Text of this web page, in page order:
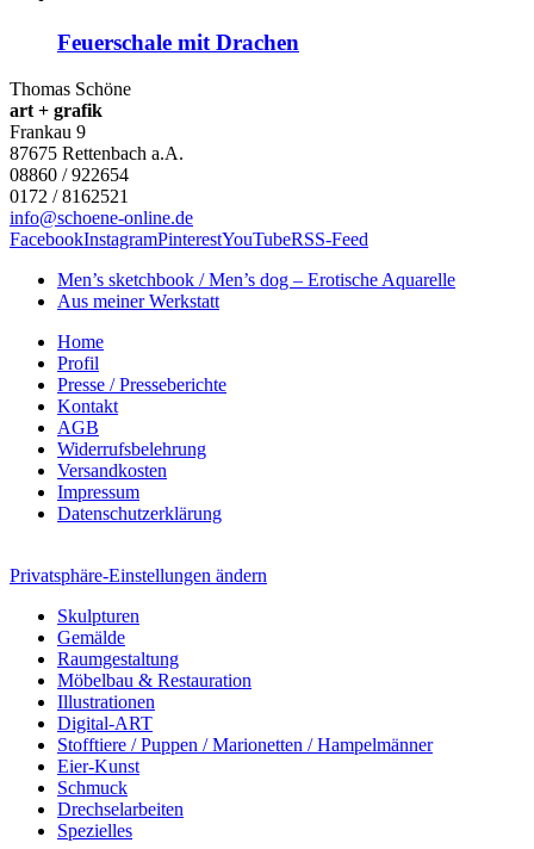
Feuerschale mit Drachen
Thomas Schöne
art + grafik
Frankau 9
87675 Rettenbach a.A.
08860 / 922654
0172 / 8162521
info@schoene-online.de
FacebookInstagramPinterestYouTubeRSS-Feed
Men’s sketchbook / Men’s dog – Erotische Aquarelle
Aus meiner Werkstatt
Home
Profil
Presse / Presseberichte
Kontakt
AGB
Widerrufsbelehrung
Versandkosten
Impressum
Datenschutzerklärung
Privatsphäre-Einstellungen ändern
Skulpturen
Gemälde
Raumgestaltung
Möbelbau & Restauration
Illustrationen
Digital-ART
Stofftiere / Puppen / Marionetten / Hampelmänner
Eier-Kunst
Schmuck
Drechselarbeiten
Spezielles